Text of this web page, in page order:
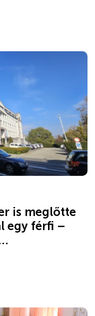
is meglőtte
egy férfi –